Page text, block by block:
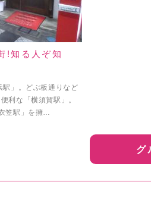
!知る人ぞ知
」。どぶ板通りなど
利な「横須賀駅」。
笠駅」を擁…
グ